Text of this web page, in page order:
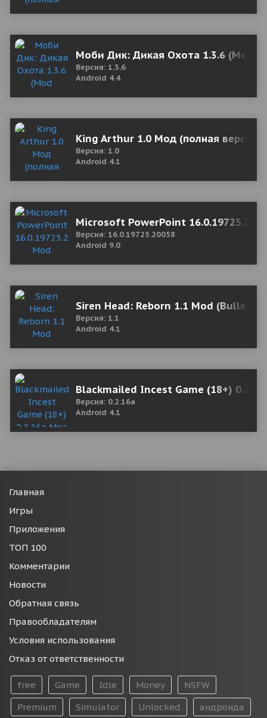
Моби Дик: Дикая Охота 1.3.6 (Mod
Версия: 1.3.6
Android 4.4
King Arthur 1.0 Мод (полная версия)
Версия: 1.0
Android 4.1
Microsoft PowerPoint
Версия: 16.0.19725.20058
Android 9.0
Siren Head: Reborn 1.1 Mod (Bullets)
Версия: 1.1
Android 4.1
Blackmailed Incest Game (18+)
Версия: 0.2.16a
Android 4.1
Главная
Игры
Приложения
ТОП 100
Комментарии
Новости
Обратная связь
Правообладателям
Условия использования
Отказ от ответственности
free Game Idle Money
NSFW
Premium
Simulator Unlocked андроида